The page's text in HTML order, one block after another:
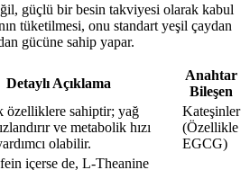
güçlü bir besin takviyesi olarak kabul
tüketilmesi, onu standart yeşil çaydan
gücüne sahip yapar.
Detaylı Açıklama
Anahtar
Bileşen
özelliklere sahiptir; yağ
ve metabolik hızı
olabilir.
Kateşinler
(Özellikle
EGCG)
içerse de, L-Theanine